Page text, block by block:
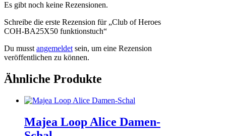
Es gibt noch keine Rezensionen.
Schreibe die erste Rezension für „Club of Heroes
COH-BA25X50 funktionstuch“
Du musstangemeldetsein, um eine Rezension
veröffentlichen zu können.
Ähnliche Produkte
Majea Loop Alice Damen-